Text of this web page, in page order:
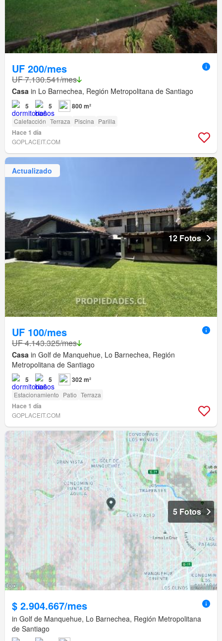
UF 200/mes
UF 7.130.541/mes
Casa in Lo Barnechea, Región Metropolitana de Santiago
5 5 800 m²
Calefacción Terraza Piscina Parilla
Hace 1 día
GOPLACEIT.COM
Actualizado
12 Fotos
UF 100/mes
UF 4.143.325/mes
Casa in Golf de Manquehue, Lo Barnechea, Región
Metropolitana de Santiago
5 5 302 m²
Estacionamiento Patio Terraza
Hace 1 día
GOPLACEIT.COM
5 Fotos
$ 2.904.667/mes
in Golf de Manquehue, Lo Barnechea, Región Metropolitana
de Santiago